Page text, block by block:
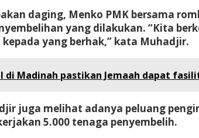
daging, Menko PMK bersama
yang dilakukan. “Kita
yang berhak,” kata Muhadjir.
di Madinah pastikan Jemaah dapat
juga melihat adanya peluang
5.000 tenaga penyembelih.